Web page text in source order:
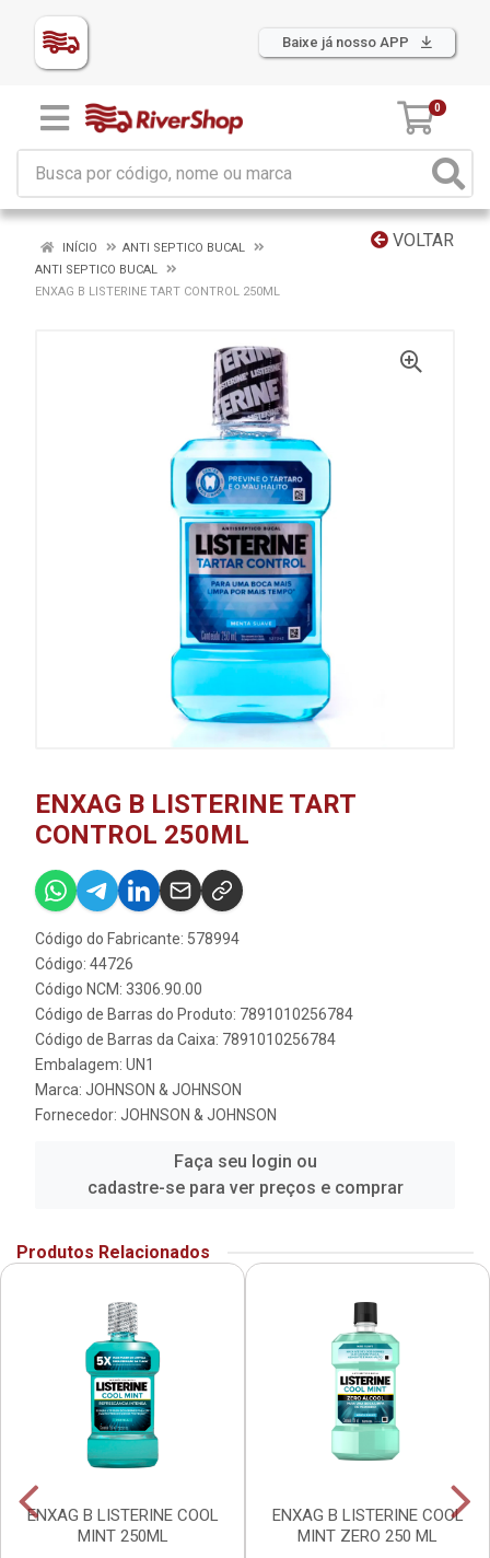
Baixe já nosso APP
0
VOLTAR
INÍCIO
ANTI SEPTICO BUCAL
ANTI SEPTICO BUCAL
ENXAG B LISTERINE TART CONTROL 250ML
ENXAG B LISTERINE TART
CONTROL 250ML
Código do Fabricante: 578994
Código: 44726
Código NCM: 3306.90.00
Código de Barras do Produto: 7891010256784
Código de Barras da Caixa: 7891010256784
Embalagem: UN1
Marca: JOHNSON & JOHNSON
Fornecedor: JOHNSON & JOHNSON
Faça seu login ou
cadastre-se para ver preços e comprar
Produtos Relacionados
ENXAG B LISTERINE COOL
MINT 250ML
ENXAG B LISTERINE COOL
MINT ZERO 250 ML